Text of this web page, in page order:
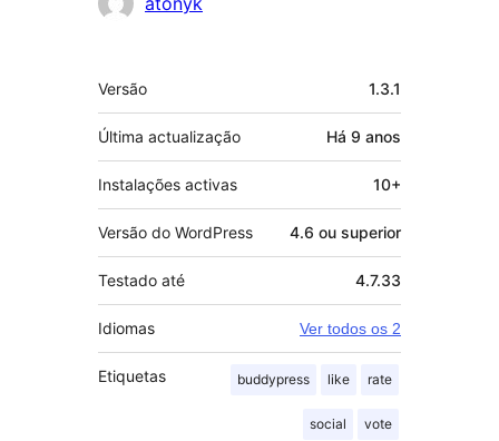
Metadados
Versão 1.3.1
Última actualização Há 9 anos
Instalações activas 10+
Versão do WordPress 4.6 ou superior
Testado até 4.7.33
Idiomas Ver todos os 2
Etiquetas buddypress like rate
social vote